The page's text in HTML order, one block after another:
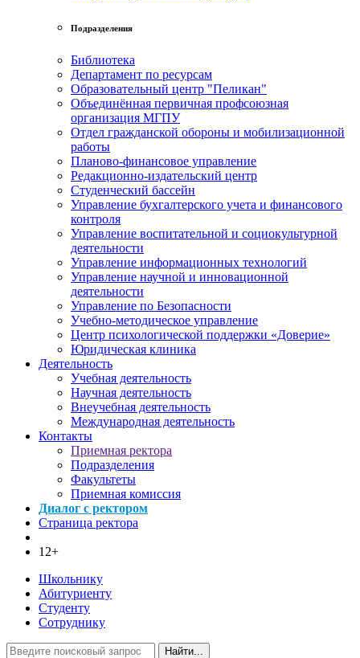
Подразделения
Библиотека
Департамент по ресурсам
Образовательный центр "Пеликан"
Объединённая первичная профсоюзная
организация МГПУ
Отдел гражданской обороны и мобилизационной
работы
Планово-финансовое управление
Редакционно-издательский центр
Студенческий бассейн
Управление бухгалтерского учета и финансового
контроля
Управление воспитательной и социокультурной
деятельности
Управление информационных технологий
Управление научной и инновационной
деятельности
Управление по Безопасности
Учебно-методическое управление
Центр психологической поддержки «Доверие»
Юридическая клиника
Деятельность
Учебная деятельность
Научная деятельность
Внеучебная деятельность
Международная деятельность
Контакты
Приемная ректора
Подразделения
Факультеты
Приемная комиссия
Диалог с ректором
Страница ректора
12+
Школьнику
Абитуриенту
Студенту
Сотруднику
Найти...